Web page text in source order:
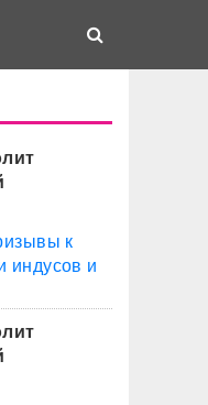
к
индусов и